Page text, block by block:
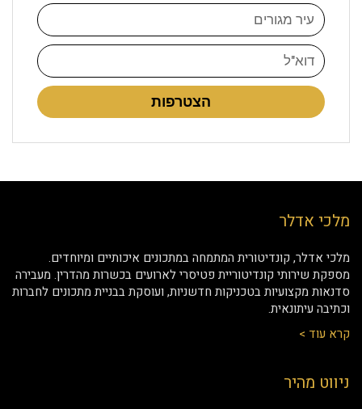
הצטרפות
מלכי אדלר
מלכי אדלר, קונדיטורית המתמחה במתכונים איכותיים ומיוחדים.
מספקת שירותי קונדיטוריית פטיסרי לארועים בכשרות מהדרין. מעבירה
סדנאות מקצועיות בטכניקות חדשניות, ועוסקת בבניית מתכונים לחברות
וכתיבה עיתונאית.
קרא עוד >
ניווט מהיר